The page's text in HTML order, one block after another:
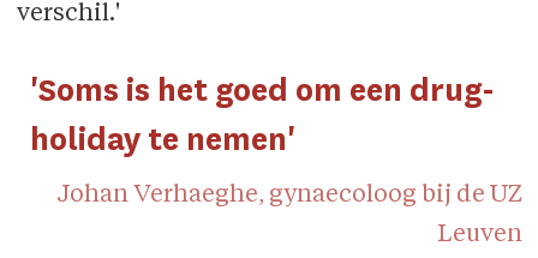
verschil.'
'Soms is het goed om een drug-
holiday te nemen'
Johan Verhaeghe, gynaecoloog bij de UZ
Leuven